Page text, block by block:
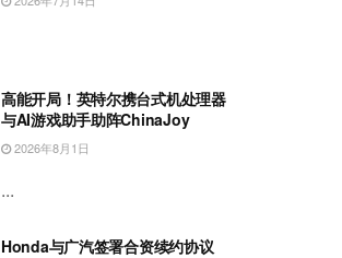
高能开局！英特尔携台式机处理器
与AI游戏助手助阵ChinaJoy
2026年8月1日
...
Honda与广汽签署合资续约协议